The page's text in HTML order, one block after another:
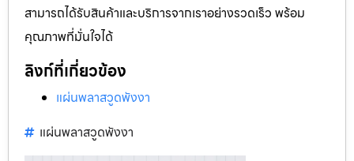
สามารถได้รับสินค้าและบริการจากเราอย่างรวดเร็ว พร้อม
คุณภาพที่มั่นใจได้
ลิงก์ที่เกี่ยวข้อง
แผ่นพลาสวูดพังงา
แผ่นพลาสวูดพังงา